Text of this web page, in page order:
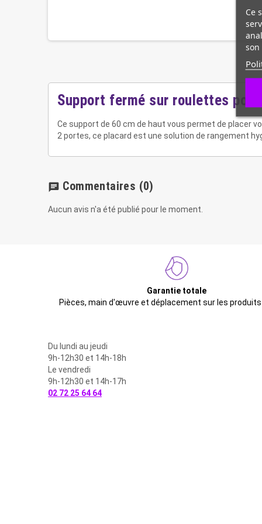
Support fermé sur roulettes
Ce support de 60 cm de haut vous permet de placer
2 portes, ce placard est une solution de rangement
chat Commentaires (0)
Aucun avis n'a été publié pour le moment.
Garantie totale
Pièces, main d'œuvre et déplacement sur les
Du lundi au jeudi
9h-12h30 et 14h-18h
Le vendredi
9h-12h30 et 14h-17h
02 72 25 64 64
Ce
son